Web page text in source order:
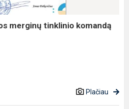
merginų tinklinio komandą
Plačiau